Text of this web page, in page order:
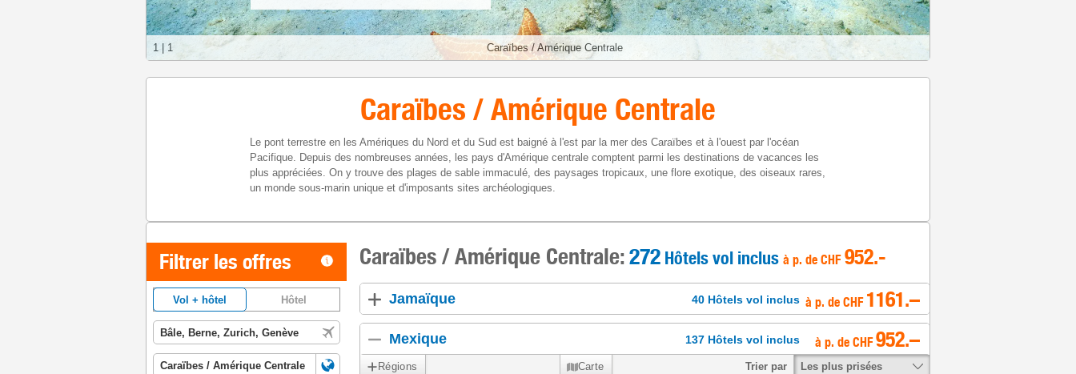
Caraïbes / Amérique Centrale
1 1
Caraïbes / Amérique Centrale
Le pont terrestre en les Amériques du Nord et du Sud est baigné à l'est par la mer des Caraïbes et à l'ouest par l'océan
Pacifique. Depuis des nombreuses années, les pays d'Amérique centrale comptent parmi les destinations de vacances les
plus appréciées. On y trouve des plages de sable immaculé, des paysages tropicaux, une flore exotique, des oiseaux rares,
un monde sous-marin unique et d'imposants sites archéologiques.
Filtrer les offres
Vol + hôtel Hôtel
Caraïbes / Amérique Centrale:272 Hôtels vol inclus à p. de CHF 952.-
Jamaïque 40 Hôtels vol inclus à p. de CHF 1161.–
Mexique 137 Hôtels vol inclus à p. de CHF 952.–
Régions Carte Trier par Les plus prisées